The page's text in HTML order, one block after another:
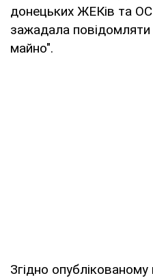
донецьких ЖЕКів та
зажадала
майно".
Згідно